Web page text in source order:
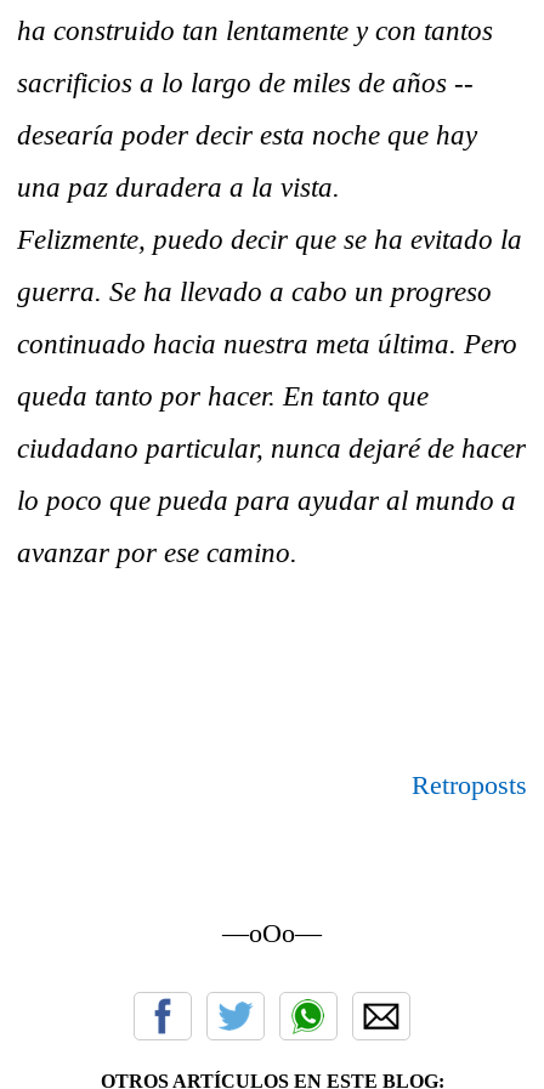
ha construido tan lentamente y con tantos
sacrificios a lo largo de miles de años --
desearía poder decir esta noche que hay
una paz duradera a la vista.
Felizmente, puedo decir que se ha evitado la
guerra. Se ha llevado a cabo un progreso
continuado hacia nuestra meta última. Pero
queda tanto por hacer. En tanto que
ciudadano particular, nunca dejaré de hacer
lo poco que pueda para ayudar al mundo a
avanzar por ese camino.
Retroposts
—oOo—
OTROS ARTÍCULOS EN ESTE BLOG: